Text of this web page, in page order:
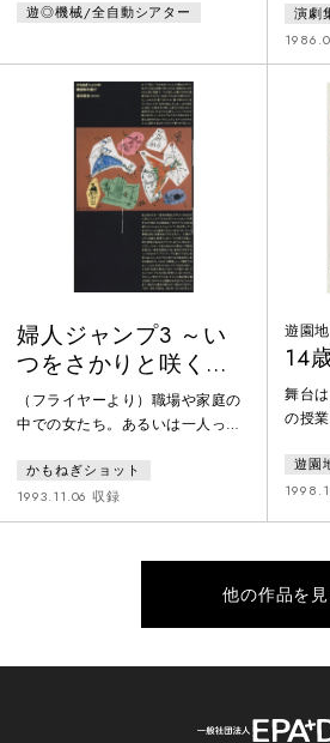
思わせる「遊◎機械／全自動シア
界に挑戦します。舞台は、何故か
未だ幕を開けることの出来ないと
あるサーカス。そこに展開するの
は一座の座長の見果てぬ夢とも白
昼夢ともつかない幻想的な物語。
飛べない人力飛行機、渡れない綱
渡り、乗れない玉乗り、そして開
かない幕…。白井晃、入魂の一
遊◎機械/全自動シアター
本語
を、
て、
たと
それ
性が
演劇
婦人ジャンプ3 ～い
つをさかりと咲く花
か～
（フライヤーより）職場や家庭の
中での女たち。あるいは一人っき
女たちの生活と心に広がる風景
を、演劇とダンスの波打ち際で遊
んでいるかのようなユーモアたっ
で”生活ダンス”のシリーズ最新
作。”日常”のささやかなヒトコマ
に見えてくるものは……？ これ
かもねぎショット
1993.11.06 収録
遊園
14
舞台
の授
穏な
の少
とな
作品。
遊園
他の作品を見